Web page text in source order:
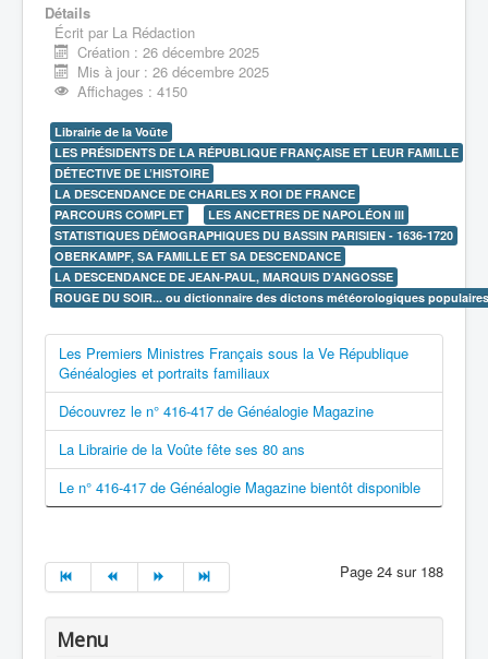
Détails
Écrit par La Rédaction
Création : 26 décembre 2025
Mis à jour : 26 décembre 2025
Affichages : 4150
Librairie de la Voûte
LES PRÉSIDENTS DE LA RÉPUBLIQUE FRANÇAISE ET LEUR FAMILLE
DÉTECTIVE DE L’HISTOIRE
LA DESCENDANCE DE CHARLES X ROI DE FRANCE
PARCOURS COMPLET
LES ANCETRES DE NAPOLÉON III
STATISTIQUES DÉMOGRAPHIQUES DU BASSIN PARISIEN - 1636-1720
OBERKAMPF, SA FAMILLE ET SA DESCENDANCE
LA DESCENDANCE DE JEAN-PAUL, MARQUIS D’ANGOSSE
ROUGE DU SOIR... ou dictionnaire des dictons météorologiques populaires
Les Premiers Ministres Français sous la Ve République
Généalogies et portraits familiaux
Découvrez le n° 416-417 de Généalogie Magazine
La Librairie de la Voûte fête ses 80 ans
Le n° 416-417 de Généalogie Magazine bientôt disponible
Page 24 sur 188
Menu